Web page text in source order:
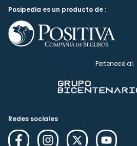
Posipedia es un producto de :
Pertenece al:
Redes sociales